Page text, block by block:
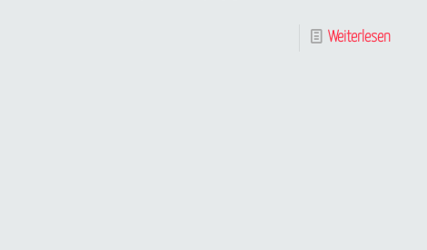
Weiterlesen